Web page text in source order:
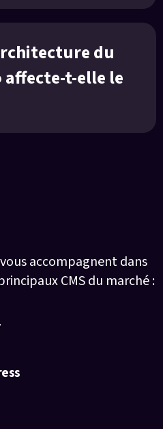
du
t-elle le
accompagnent dans
CMS du marché :